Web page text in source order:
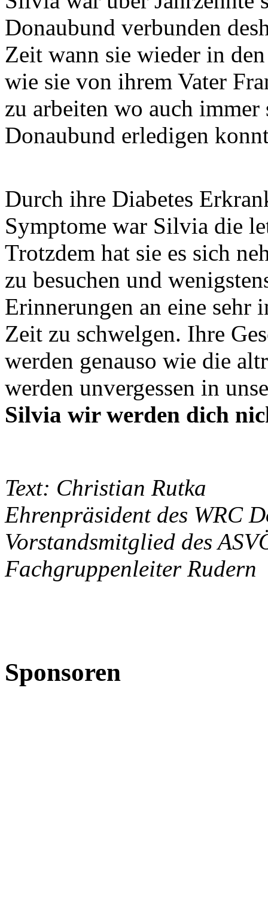
Donaubund verbunden
Zeit wann sie wieder in
wie sie von ihrem Vater
zu arbeiten wo auch
Donaubund erledigen
Durch ihre Diabetes
Symptome war Silvia die
Trotzdem hat sie es sich
zu besuchen und
Erinnerungen an eine sehr
Zeit zu schwelgen. Ihre
werden genauso wie die
werden unvergessen in
Silvia wir werden dich
Text: Christian Rutka
Ehrenpräsident des WRC
Vorstandsmitglied des
Fachgruppenleiter Rudern
Sponsoren